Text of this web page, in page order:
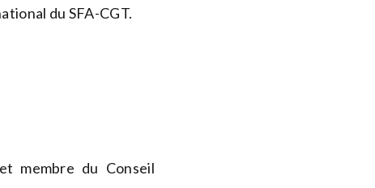
du SFA-CGT.
membre du Conseil